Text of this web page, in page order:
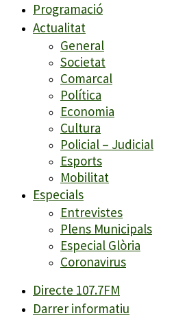
Programació
Actualitat
General
Societat
Comarcal
Política
Economia
Cultura
Policial – Judicial
Esports
Mobilitat
Especials
Entrevistes
Plens Municipals
Especial Glòria
Coronavirus
Directe 107.7FM
Darrer informatiu